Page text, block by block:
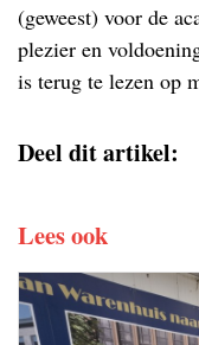
(geweest) voor de
plezier en
is terug te lezen op
Deel dit artikel:
Lees ook